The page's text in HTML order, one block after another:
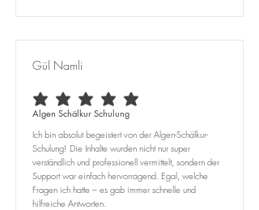
Gül Namli
durchschnittliches Rating ist 5 von 5
Algen Schälkur Schulung
Ich bin absolut begeistert von der Algen-Schälkur-
Schulung! Die Inhalte wurden nicht nur super
verständlich und professionell vermittelt, sondern der
Support war einfach hervorragend. Egal, welche
Fragen ich hatte – es gab immer schnelle und
hilfreiche Antworten.